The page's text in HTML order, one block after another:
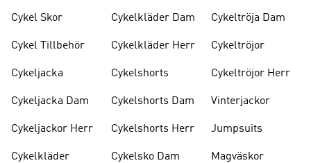
Cykel Skor
Cykel Tillbehör
Cykeljacka
Cykeljacka Dam
Cykeljackor Herr
Cykelkläder
Cykelkläder Dam
Cykelkläder Herr
Cykelshorts
Cykelshorts Dam
Cykelshorts Herr
Cykelsko Dam
Cykeltröja Dam
Cykeltröjor
Cykeltröjor Herr
Vinterjackor
Jumpsuits
Magväskor